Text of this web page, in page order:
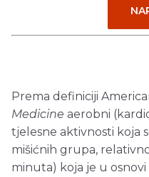
Prema definiciji
Medicine aerobni
tjelesne aktivnosti koja
mišićnih grupa,
minuta) koja je u